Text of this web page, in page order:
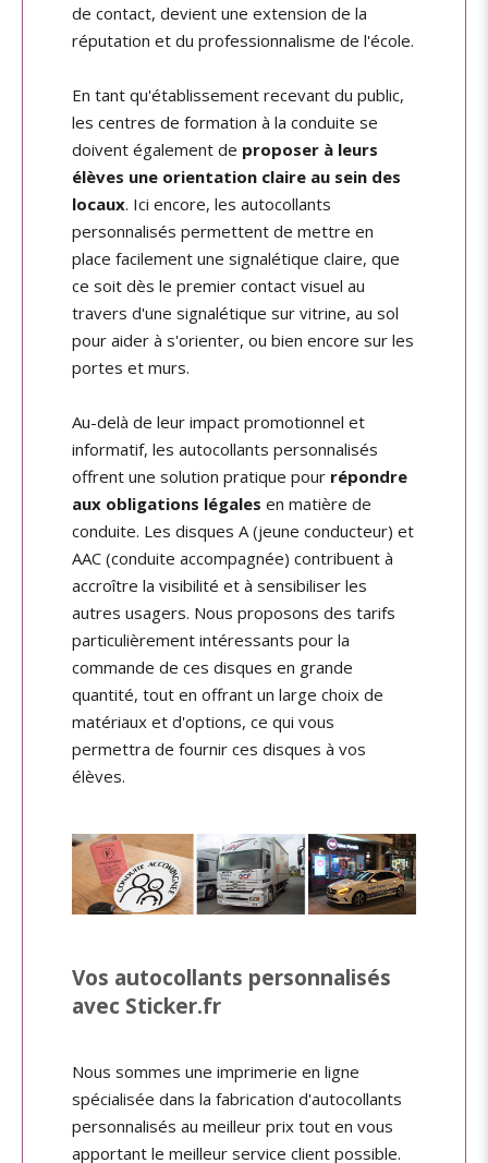
de contact, devient une extension de la
réputation et du professionnalisme de l'école.
En tant qu'établissement recevant du public,
les centres de formation à la conduite se
doivent également de proposer à leurs
élèves une orientation claire au sein des
locaux. Ici encore, les autocollants
personnalisés permettent de mettre en
place facilement une signalétique claire, que
ce soit dès le premier contact visuel au
travers d'une signalétique sur vitrine, au sol
pour aider à s'orienter, ou bien encore sur les
portes et murs.
Au-delà de leur impact promotionnel et
informatif, les autocollants personnalisés
offrent une solution pratique pour répondre
aux obligations légales en matière de
conduite. Les disques A (jeune conducteur) et
AAC (conduite accompagnée) contribuent à
accroître la visibilité et à sensibiliser les
autres usagers. Nous proposons des tarifs
particulièrement intéressants pour la
commande de ces disques en grande
quantité, tout en offrant un large choix de
matériaux et d'options, ce qui vous
permettra de fournir ces disques à vos
élèves.
Vos autocollants personnalisés
avec Sticker.fr
Nous sommes une imprimerie en ligne
spécialisée dans la fabrication d'autocollants
personnalisés au meilleur prix tout en vous
apportant le meilleur service client possible.